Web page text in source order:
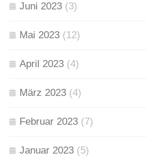
Juni 2023 (3)
Mai 2023 (12)
April 2023 (4)
März 2023 (4)
Februar 2023 (7)
Januar 2023 (5)